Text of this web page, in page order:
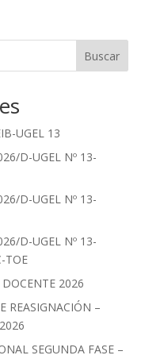
Buscar
UGEL 13
D-UGEL Nº 13-
D-UGEL Nº 13-
D-UGEL Nº 13-
TOE
DOCENTE 2026
REASIGNACIÓN –
SEGUNDA FASE –